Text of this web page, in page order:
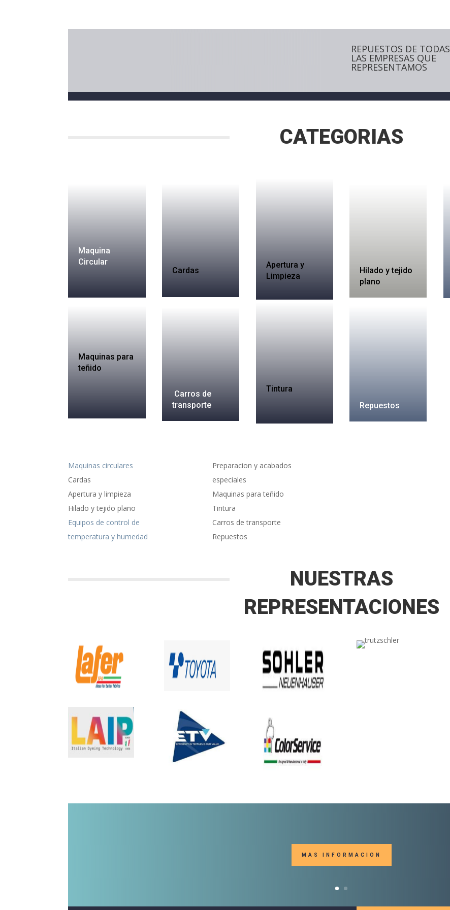
REPUESTOS DE TODAS
LAS EMPRESAS QUE
REPRESENTAMOS
CATEGORIAS
Maquina
Circular
Maquinas para
teñido
Cardas
Carros de
transporte
Apertura y
Limpieza
Tintura
Hilado y tejido
plano
Repuestos
Maquinas circulares
Cardas
Apertura y limpieza
Hilado y tejido plano
Equipos de control de
temperatura y humedad
Preparacion y acabados
especiales
Maquinas para teñido
Tintura
Carros de transporte
Repuestos
NUESTRAS
REPRESENTACIONES
MAS INFORMACION